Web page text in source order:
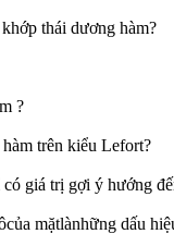
thái dương hàm?
?
trên kiểu Lefort?
giá trị gợi ý hướng
mặtlànhững dấu